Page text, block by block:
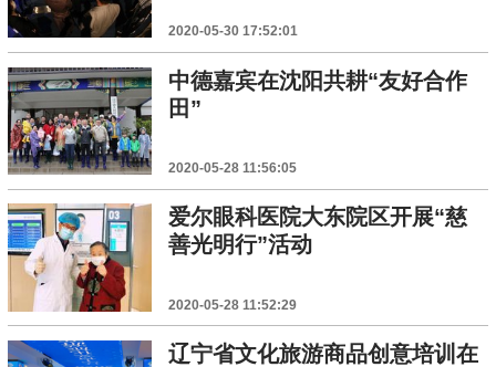
2020-05-30 17:52:01
中德嘉宾在沈阳共耕“友好合作
田”
2020-05-28 11:56:05
爱尔眼科医院大东院区开展“慈
善光明行”活动
2020-05-28 11:52:29
辽宁省文化旅游商品创意培训在